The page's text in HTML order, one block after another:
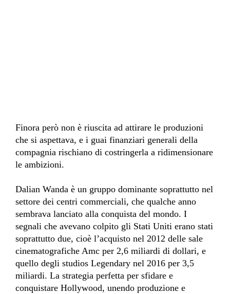
Finora però non è riuscita ad attirare le produzioni
che si aspettava, e i guai finanziari generali della
compagnia rischiano di costringerla a ridimensionare
le ambizioni.
Dalian Wanda è un gruppo dominante soprattutto nel
settore dei centri commerciali, che qualche anno
sembrava lanciato alla conquista del mondo. I
segnali che avevano colpito gli Stati Uniti erano stati
soprattutto due, cioè l’acquisto nel 2012 delle sale
cinematografiche Amc per 2,6 miliardi di dollari, e
quello degli studios Legendary nel 2016 per 3,5
miliardi. La strategia perfetta per sfidare e
conquistare Hollywood, unendo produzione e